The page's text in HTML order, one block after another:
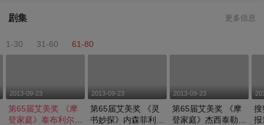
剧集 更多信息
1-30 31-60 61-80
2013-09-23
第65届艾美奖 《摩
登家庭》泰布利尔亮
2013-09-23
第65届艾美奖 《灵
书妙探》内森菲利安
2013-09-23
第65届艾美奖 《摩
登家庭》杰西泰勒弗
搜
报